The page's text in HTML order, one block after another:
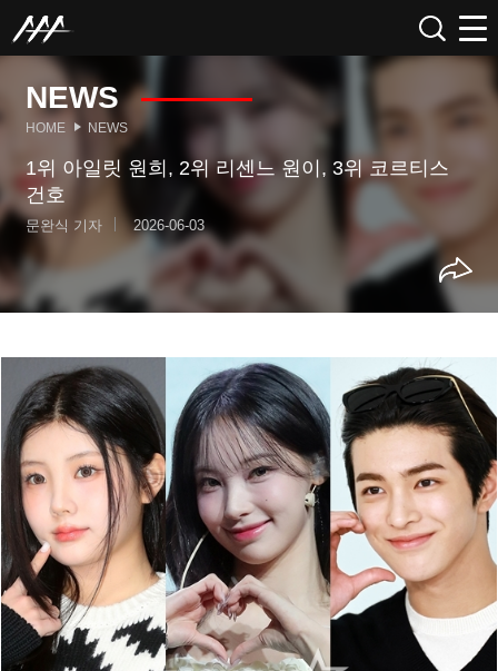
NEWS
HOME NEWS
1위 아일릿 원희, 2위 리센느 원이, 3위 코르티스
건호
문완식 기자 2026-06-03